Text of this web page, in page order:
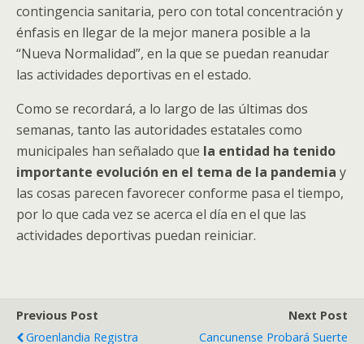
contingencia sanitaria, pero con total concentración y
énfasis en llegar de la mejor manera posible a la
“Nueva Normalidad”, en la que se puedan reanudar
las actividades deportivas en el estado.
Como se recordará, a lo largo de las últimas dos
semanas, tanto las autoridades estatales como
municipales han señalado que la entidad ha tenido
importante evolución en el tema de la pandemia y
las cosas parecen favorecer conforme pasa el tiempo,
por lo que cada vez se acerca el día en el que las
actividades deportivas puedan reiniciar.
Previous Post
Groenlandia Registra
Next Post
Cancunense Probará Suerte